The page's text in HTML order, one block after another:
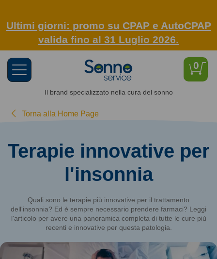
Ultimi giorni: promo su CPAP e AutoCPAP
valida fino al 31 Luglio 2026.
0
Toggle
navigation
Il brand specializzato nella cura del sonno
Torna alla Home Page
Terapie innovative per
l'insonnia
Quali sono le terapie più innovative per il trattamento
dell'insonnia? Ed è sempre necessario prendere farmaci? Leggi
l'articolo per avere una panoramica completa di tutte le cure più
recenti e innovative per questa patologia.